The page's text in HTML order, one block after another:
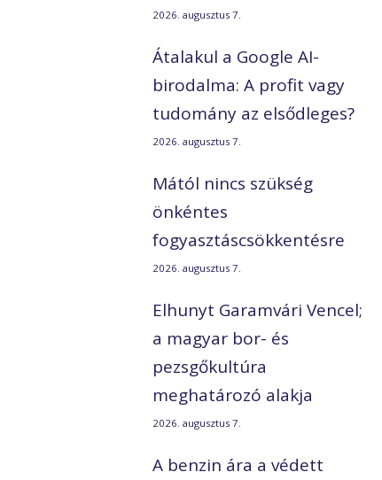
2026. augusztus 7.
Átalakul a Google AI-
birodalma: A profit vagy
tudomány az elsődleges?
2026. augusztus 7.
Mától nincs szükség
önkéntes
fogyasztáscsökkentésre
2026. augusztus 7.
Elhunyt Garamvári Vencel;
a magyar bor- és
pezsgőkultúra
meghatározó alakja
2026. augusztus 7.
A benzin ára a védett